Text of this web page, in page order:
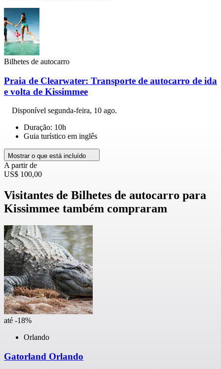
Bilhetes de autocarro
Praia de Clearwater: Transporte de autocarro de ida
e volta de Kissimmee
Disponível segunda-feira, 10 ago.
Duração: 10h
Guia turístico em inglês
Mostrar o que está incluído
A partir de
US$ 100,00
Visitantes de Bilhetes de autocarro para
Kissimmee também compraram
até -18%
Orlando
Gatorland Orlando